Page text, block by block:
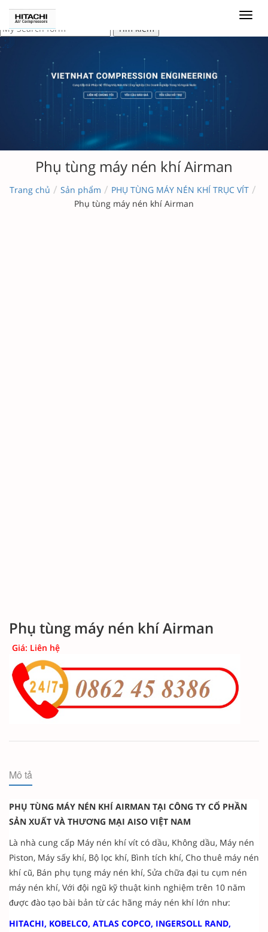
Phụ tùng máy nén khí Airman
Trang chủ / Sản phẩm / PHỤ TÙNG MÁY NÉN KHÍ TRỤC VÍT /
Phụ tùng máy nén khí Airman
Phụ tùng máy nén khí Airman
Giá: Liên hệ
Mô tả
PHỤ TÙNG MÁY NÉN KHÍ AIRMAN TẠI CÔNG TY CỔ PHẦN
SẢN XUẤT VÀ THƯƠNG MẠI AISO VIỆT NAM
Là nhà cung cấp Máy nén khí vít có dầu, Không dầu, Máy nén
Piston, Máy sấy khí, Bộ lọc khí, Bình tích khí, Cho thuê máy nén
khí cũ, Bán phụ tụng máy nén khí, Sửa chữa đại tu cụm nén
máy nén khí, Với đội ngũ kỹ thuật kinh nghiệm trên 10 năm
được đào tạo bài bản từ các hãng máy nén khí lớn như:
HITACHI, KOBELCO, ATLAS COPCO, INGERSOLL RAND,